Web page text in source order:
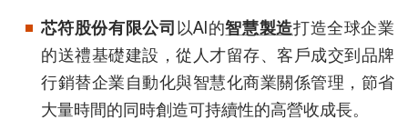
芯符股份有限公司以AI的智慧製造打造全球企業
的送禮基礎建設，從人才留存、客戶成交到品牌
行銷替企業自動化與智慧化商業關係管理，節省
大量時間的同時創造可持續性的高營收成長。